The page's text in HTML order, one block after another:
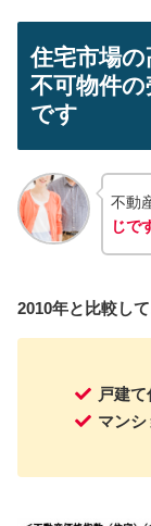
住宅市場
不可物件
です
不動
じで
2010年と比較して
戸建て
マンシ